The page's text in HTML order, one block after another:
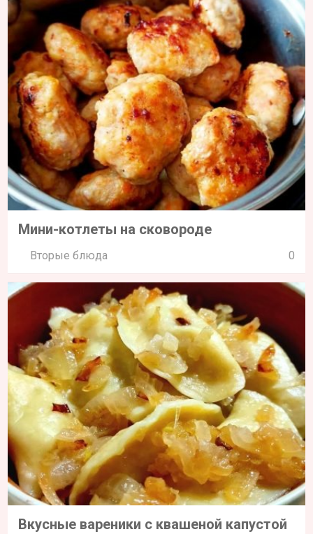
Мини-котлеты на сковороде
Вторые блюда 0
Вкусные вареники с квашеной капустой